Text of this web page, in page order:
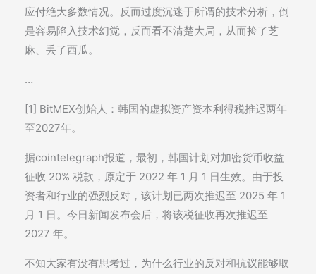
应付绝大多数情况。反而过度沉迷于所谓的技术分析，倒
是容易陷入技术幻觉，反而看不清楚大局，从而捡了芝
麻、丢了西瓜。
…
[1] BitMEX创始人：韩国的虚拟资产资本利得税推迟两年
至2027年。
据cointelegraph报道，最初，韩国计划对加密货币收益
征收 20% 税款，原定于 2022 年 1 月 1 日生效。由于投
资者和行业的强烈反对，该计划已两次推迟至 2025 年 1
月 1 日。今日新闻发布会后，将该税征收再次推迟至
2027 年。
不知大家有没有思考过，为什么行业的反对和抗议能够取